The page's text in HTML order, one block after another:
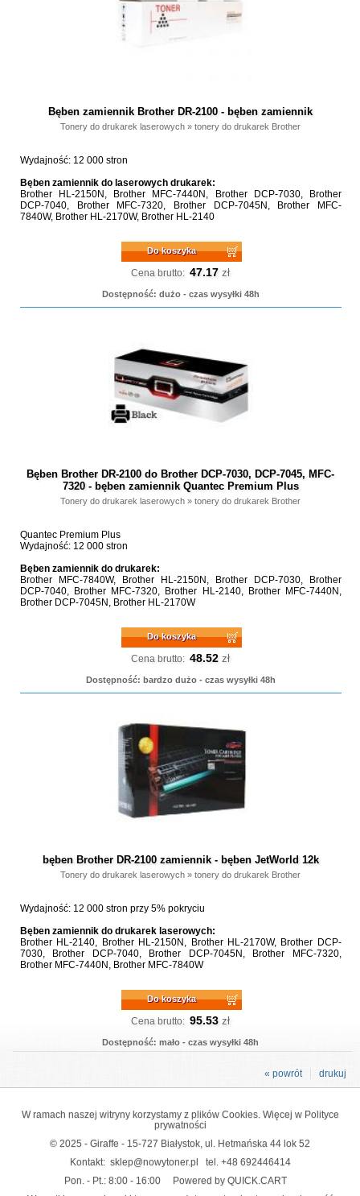
Bęben zamiennik Brother DR-2100 - bęben zamiennik
Tonery do drukarek laserowych »tonery do drukarek Brother
Wydajność: 12 000 stron
Bęben zamiennik do laserowych drukarek:
Brother HL-2150N, Brother MFC-7440N, Brother DCP-7030, Brother
DCP-7040, Brother MFC-7320, Brother DCP-7045N, Brother MFC-
7840W, Brother HL-2170W, Brother HL-2140
Do koszyka
Cena brutto: 47.17 zł
Dostępność: dużo - czas wysyłki 48h
Bęben Brother DR-2100 do Brother DCP-7030, DCP-7045, MFC-
7320 - bęben zamiennik Quantec Premium Plus
Tonery do drukarek laserowych »tonery do drukarek Brother
Quantec Premium Plus
Wydajność: 12 000 stron
Bęben zamiennik do drukarek:
Brother MFC-7840W, Brother HL-2150N, Brother DCP-7030, Brother
DCP-7040, Brother MFC-7320, Brother HL-2140, Brother MFC-7440N,
Brother DCP-7045N, Brother HL-2170W
Do koszyka
Cena brutto: 48.52 zł
Dostępność: bardzo dużo - czas wysyłki 48h
bęben Brother DR-2100 zamiennik - bęben JetWorld 12k
Tonery do drukarek laserowych »tonery do drukarek Brother
Wydajność: 12 000 stron przy 5% pokryciu
Bęben zamiennik do drukarek laserowych:
Brother HL-2140, Brother HL-2150N, Brother HL-2170W, Brother DCP-
7030, Brother DCP-7040, Brother DCP-7045N, Brother MFC-7320,
Brother MFC-7440N, Brother MFC-7840W
Do koszyka
Cena brutto: 95.53 zł
Dostępność: mało - czas wysyłki 48h
drukuj
« powrót
W ramach naszej witryny korzystamy z plików Cookies. Więcej w Polityce
prywatności
© 2025 - Giraffe - 15-727 Białystok, ul. Hetmańska 44 lok 52
Kontakt: sklep@nowytoner.pl tel. +48 692446414
Pon. - Pt.: 8:00 - 16:00
Powered by QUICK.CART